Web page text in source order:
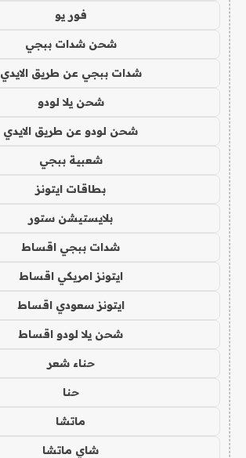
فور يو
شحن شدات ببجي
شدات ببجي عن طريق الايدي
شحن يلا لودو
شحن لودو عن طريق الايدي
شعبية ببجي
بطاقات ايتونز
بلايستيشن ستور
شدات ببجي اقساط
ايتونز امريكي اقساط
ايتونز سعودي اقساط
شحن يلا لودو اقساط
حناء شعر
حنا
ماتشا
شاي ماتشا